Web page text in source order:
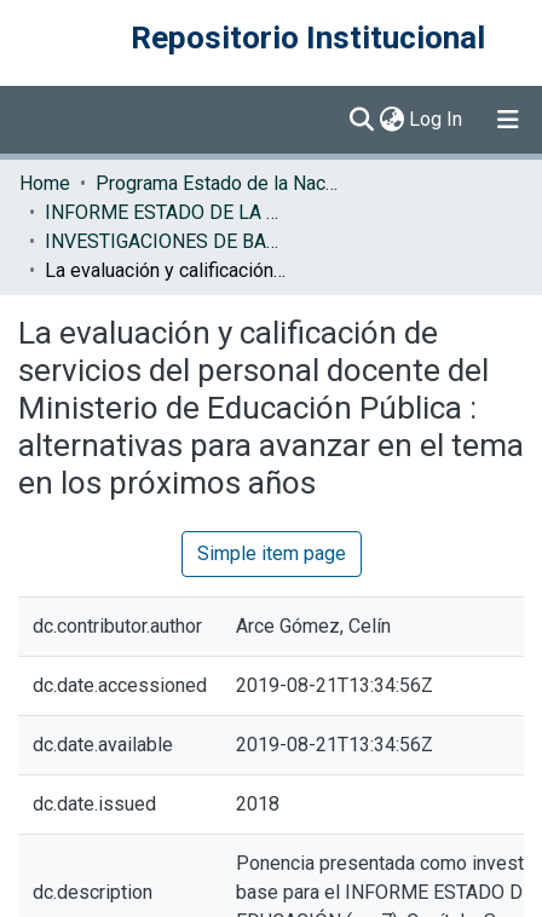
Repositorio Institucional
Log In (current)
Communities & Collections
Browse DSpace
Statistics
Home
Programa Estado de la Nación (PEN)
INFORME ESTADO DE LA EDUCACION
INVESTIGACIONES DE BASE EE
La evaluación y calificación de servicios del personal docente del Ministerio de Educación Pública : alternativas para avanzar en el tema en los próximos años
La evaluación y calificación de
servicios del personal docente del
Ministerio de Educación Pública :
alternativas para avanzar en el tema
en los próximos años
Simple item page
dc.contributor.author Arce Gómez, Celín
dc.date.accessioned 2019-08-21T13:34:56Z
dc.date.available 2019-08-21T13:34:56Z
dc.date.issued 2018
dc.description
Ponencia presentada como
base para el INFORME ESTADO DE